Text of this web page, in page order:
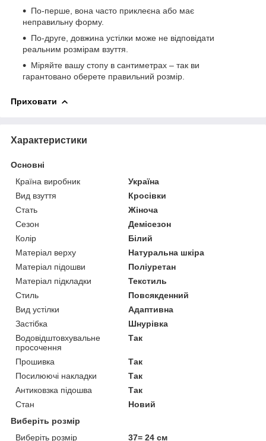
По-перше, вона часто приклеєна або має
неправильну форму.
По-друге, довжина устілки може не відповідати
реальним розмірам взуття.
Міряйте вашу стопу в сантиметрах – так ви
гарантовано оберете правильний розмір.
Приховати
Характеристики
Основні
Країна виробник
Україна
Вид взуття
Кросівки
Стать
Жіноча
Сезон
Демісезон
Колір
Білий
Матеріал верху
Натуральна шкіра
Матеріал підошви
Поліуретан
Матеріал підкладки
Текстиль
Стиль
Повсякденний
Вид устілки
Адаптивна
Застібка
Шнурівка
Водовідштовхувальне
просочення
Так
Прошивка
Так
Посилюючі накладки
Так
Антиковзка підошва
Так
Стан
Новий
Виберіть розмір
Виберіть розмір
37= 24 см